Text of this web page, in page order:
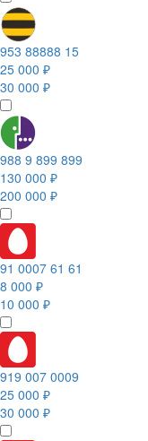
953 88888 15
25 000 ₽
30 000 ₽
988 9 899 899
130 000 ₽
200 000 ₽
91 0007 61 61
8 000 ₽
10 000 ₽
919 007 0009
25 000 ₽
30 000 ₽